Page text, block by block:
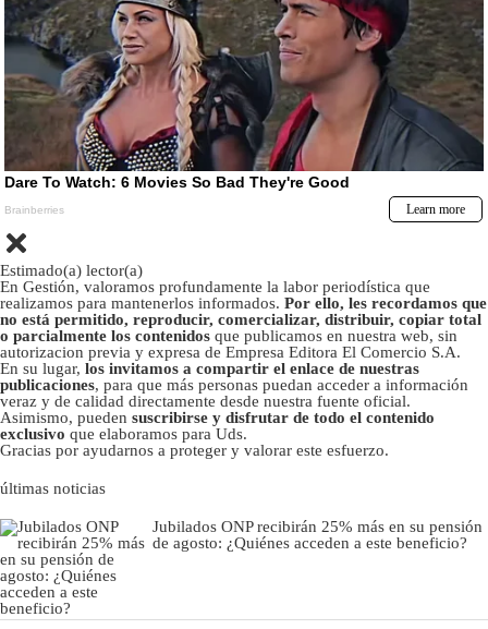
Estimado(a) lector(a)
En Gestión, valoramos profundamente la labor periodística que
realizamos para mantenerlos informados. Por ello, les recordamos que
no está permitido, reproducir, comercializar, distribuir, copiar total
o parcialmente los contenidos que publicamos en nuestra web, sin
autorizacion previa y expresa de Empresa Editora El Comercio S.A.
En su lugar, los invitamos a compartir el enlace de nuestras
publicaciones, para que más personas puedan acceder a información
veraz y de calidad directamente desde nuestra fuente oficial.
Asimismo, pueden suscribirse y disfrutar de todo el contenido
exclusivo que elaboramos para Uds.
Gracias por ayudarnos a proteger y valorar este esfuerzo.
últimas noticias
Jubilados ONP recibirán 25% más en su pensión
de agosto: ¿Quiénes acceden a este beneficio?